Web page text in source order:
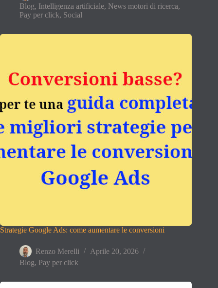
Blog, Intelligenza artificiale, News motori di ricerca,
Pay per click, Social
Strategie Google Ads: come aumentare le conversioni
Renzo Merelli
Aprile 20, 2026
Blog, Pay per click